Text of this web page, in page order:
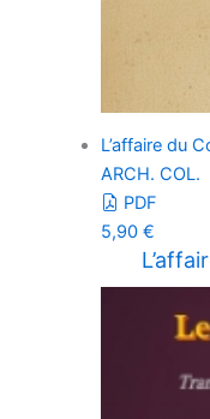
L’affaire du
ARCH. COL.
PDF
5,90 €